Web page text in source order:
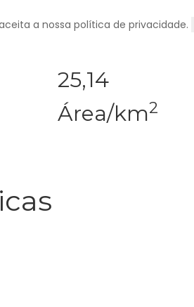
a nossa política de privacidade.
25,14
Área/km2